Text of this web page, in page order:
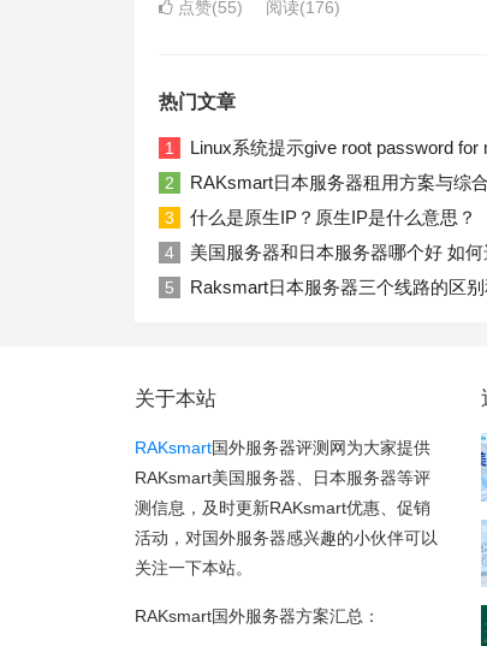
点赞(55) 阅读(176)
热门文章
1 Linux系统提示give root password
2 RAKsmart日本服务器租用方案与综
3 什么是原生IP？原生IP是什么意思？
4 美国服务器和日本服务器哪个好 如何
5 Raksmart日本服务器三个线路的区别
关于本站
RAKsmart国外服务器评测网为大家提供
RAKsmart美国服务器、日本服务器等评
测信息，及时更新RAKsmart优惠、促销
活动，对国外服务器感兴趣的小伙伴可以
关注一下本站。
RAKsmart国外服务器方案汇总：